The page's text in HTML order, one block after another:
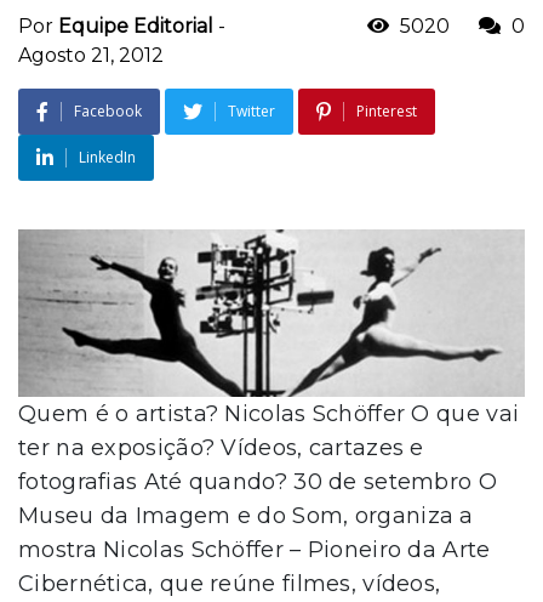
Por Equipe Editorial -
Agosto 21, 2012
5020 0
Facebook Twitter Pinterest
LinkedIn
Quem é o artista? Nicolas Schöffer O que vai
ter na exposição? Vídeos, cartazes e
fotografias Até quando? 30 de setembro O
Museu da Imagem e do Som, organiza a
mostra Nicolas Schöffer – Pioneiro da Arte
Cibernética, que reúne filmes, vídeos,